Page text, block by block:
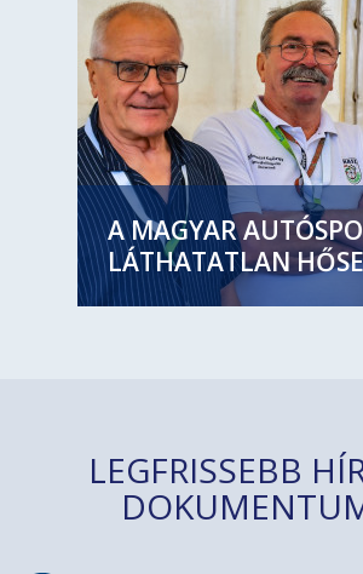
A MAGYAR
LÁTHATATLAN
LEGFRISSEBB